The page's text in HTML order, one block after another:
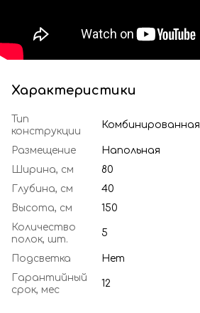
Характеристики
Тип
конструкции
Комбинированная
Размещение
Напольная
Ширина, см
80
Глубина, см
40
Высота, см
150
Количество
полок, шт.
5
Подсветка
Нет
Гарантийный
срок, мес
12